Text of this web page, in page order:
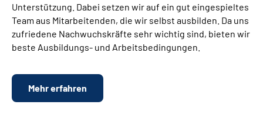
Unterstützung. Dabei setzen wir auf ein gut eingespieltes
Team aus Mitarbeitenden, die wir selbst ausbilden. Da uns
zufriedene Nachwuchskräfte sehr wichtig sind, bieten wir
beste Ausbildungs- und Arbeitsbedingungen.
Mehr erfahren